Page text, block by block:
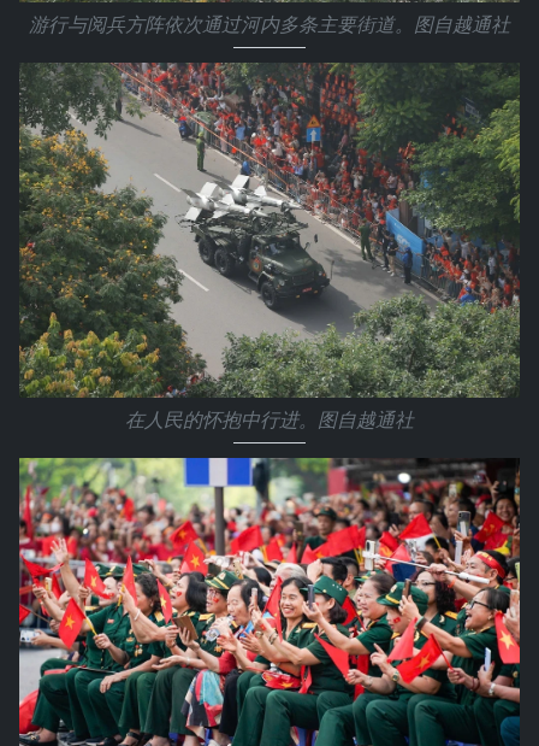
游行与阅兵方阵依次通过河内多条主要街道。图自越通社
在人民的怀抱中行进。图自越通社